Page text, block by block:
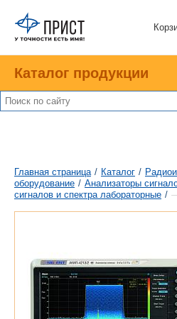
Каталог продукции
Главная страница / Каталог /
оборудование / Анализаторы
сигналов и спектра лабораторные /